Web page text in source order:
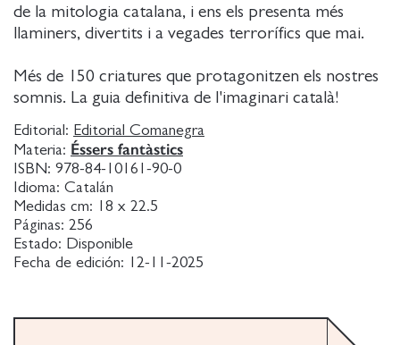
de la mitologia catalana, i ens els presenta més
llaminers, divertits i a vegades terrorífics que mai.
Més de 150 criatures que protagonitzen els nostres
somnis. La guia definitiva de l'imaginari català!
Editorial: Editorial Comanegra
Materia: Éssers fantàstics
ISBN: 978-84-10161-90-0
Idioma: Catalán
Medidas cm:
18 x 22.5
Páginas: 256
Estado: Disponible
Fecha de edición:
12-11-2025